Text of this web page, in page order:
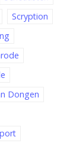
Scryption
Dongen